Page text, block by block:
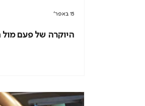
היוקרה של פעם מול
15 באפר׳